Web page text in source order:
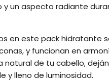
y un aspecto radiante
en este pack hidratante
y funcionan en
natural de tu cabello,
y lleno de luminosidad.